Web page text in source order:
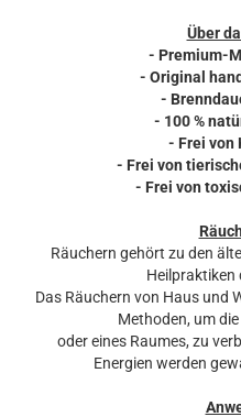
Über
- Premium-
- Original
-
- 100 %
- Frei von
- Frei von
- Frei von
Räuchern gehört zu den
Heilpraktiken
Das Räuchern von Haus und
Methoden, um
oder eines Raumes, zu
Energien werden